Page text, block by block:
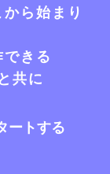
ら始まり
きる
共に
ートする